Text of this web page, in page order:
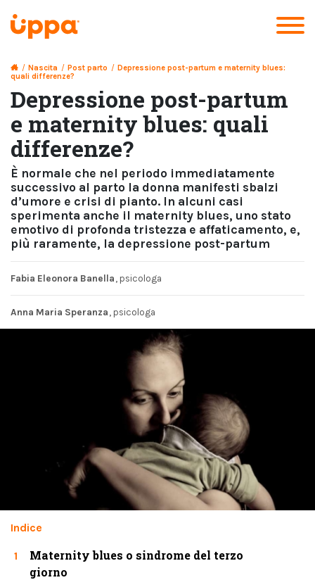
/ Nascita / Post parto / Depressione post-partum e maternity blues:
quali differenze?
Depressione post-partum
e maternity blues: quali
differenze?
È normale che nel periodo immediatamente
successivo al parto la donna manifesti sbalzi
d’umore e crisi di pianto. In alcuni casi
sperimenta anche il maternity blues, uno stato
emotivo di profonda tristezza e affaticamento, e,
più raramente, la depressione post-partum
Fabia Eleonora Banella , psicologa
Anna Maria Speranza , psicologa
Indice
1
Maternity blues o sindrome del terzo
giorno